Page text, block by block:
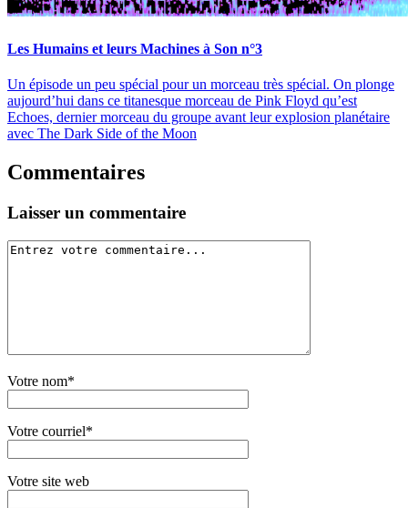
Les Humains et leurs Machines à Son n°3
Un épisode un peu spécial pour un morceau très spécial. On plonge
aujourd’hui dans ce titanesque morceau de Pink Floyd qu’est
Echoes, dernier morceau du groupe avant leur explosion planétaire
avec The Dark Side of the Moon
Commentaires
Laisser un commentaire
Votre nom*
Votre courriel*
Votre site web